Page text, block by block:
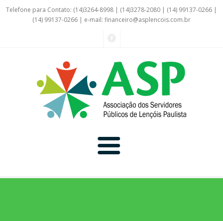
Telefone para Contato: (14)3264-8998 | (14)3278-2080 | (14) 99137-0266 |
(14) 99137-0266 | e-mail: financeiro@asplencois.com.br
Convênio Online